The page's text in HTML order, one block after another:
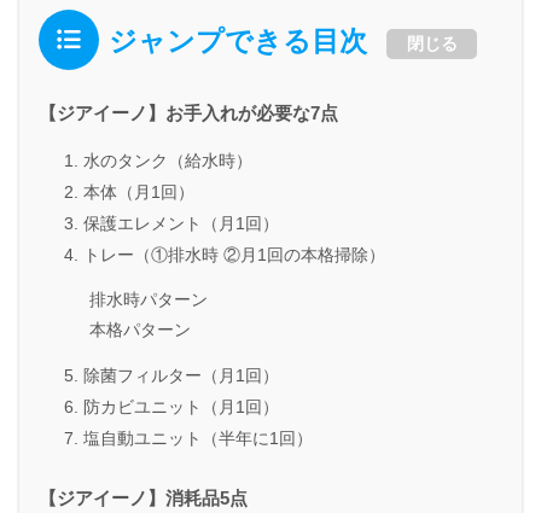
ジャンプできる目次 閉じる
【ジアイーノ】お手入れが必要な7点
1. 水のタンク（給水時）
2. 本体（月1回）
3. 保護エレメント（月1回）
4. トレー（①排水時 ②月1回の本格掃除）
排水時パターン
本格パターン
5. 除菌フィルター（月1回）
6. 防カビユニット（月1回）
7. 塩自動ユニット（半年に1回）
【ジアイーノ】消耗品5点